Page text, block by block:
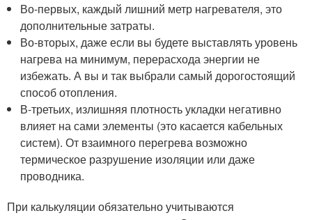
Во-первых, каждый лишний метр нагревателя, это
дополнительные затраты.
Во-вторых, даже если вы будете выставлять уровень
нагрева на минимум, перерасхода энергии не
избежать. А вы и так выбрали самый дорогостоящий
способ отопления.
В-третьих, излишняя плотность укладки негативно
влияет на сами элементы (это касается кабельных
систем). От взаимного перегрева возможно
термическое разрушение изоляции или даже
проводника.
При калькуляции обязательно учитываются